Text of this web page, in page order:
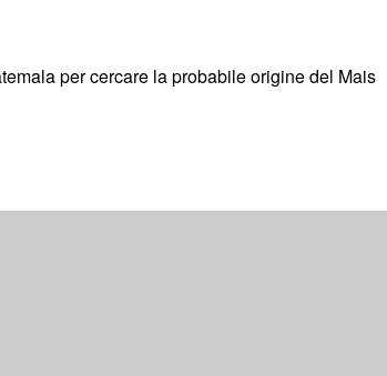
per cercare la probabile origine del Mais